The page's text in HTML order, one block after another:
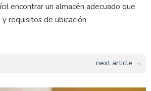
encontrar un almacén adecuado que
requisitos de ubicación
next article →